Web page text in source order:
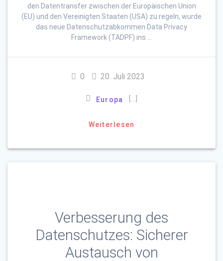
den Datentransfer zwischen der Europäischen Union
(EU) und den Vereinigten Staaten (USA) zu regeln, wurde
das neue Datenschutzabkommen Data Privacy
Framework (TADPF) ins …
0 20. Juli 2023
Europa […]
Weiterlesen
Verbesserung des
Datenschutzes: Sicherer
Austausch von